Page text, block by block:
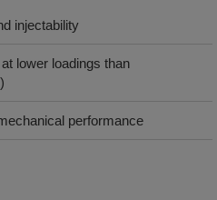
injectability
lower loadings than
performance